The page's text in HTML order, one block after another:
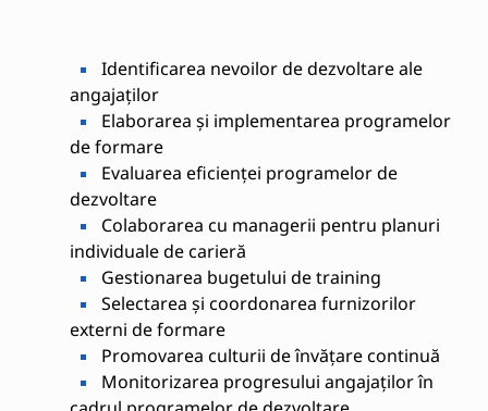
Identificarea nevoilor de dezvoltare ale
angajaților
Elaborarea și implementarea programelor
de formare
Evaluarea eficienței programelor de
dezvoltare
Colaborarea cu managerii pentru planuri
individuale de carieră
Gestionarea bugetului de training
Selectarea și coordonarea furnizorilor
externi de formare
Promovarea culturii de învățare continuă
Monitorizarea progresului angajaților în